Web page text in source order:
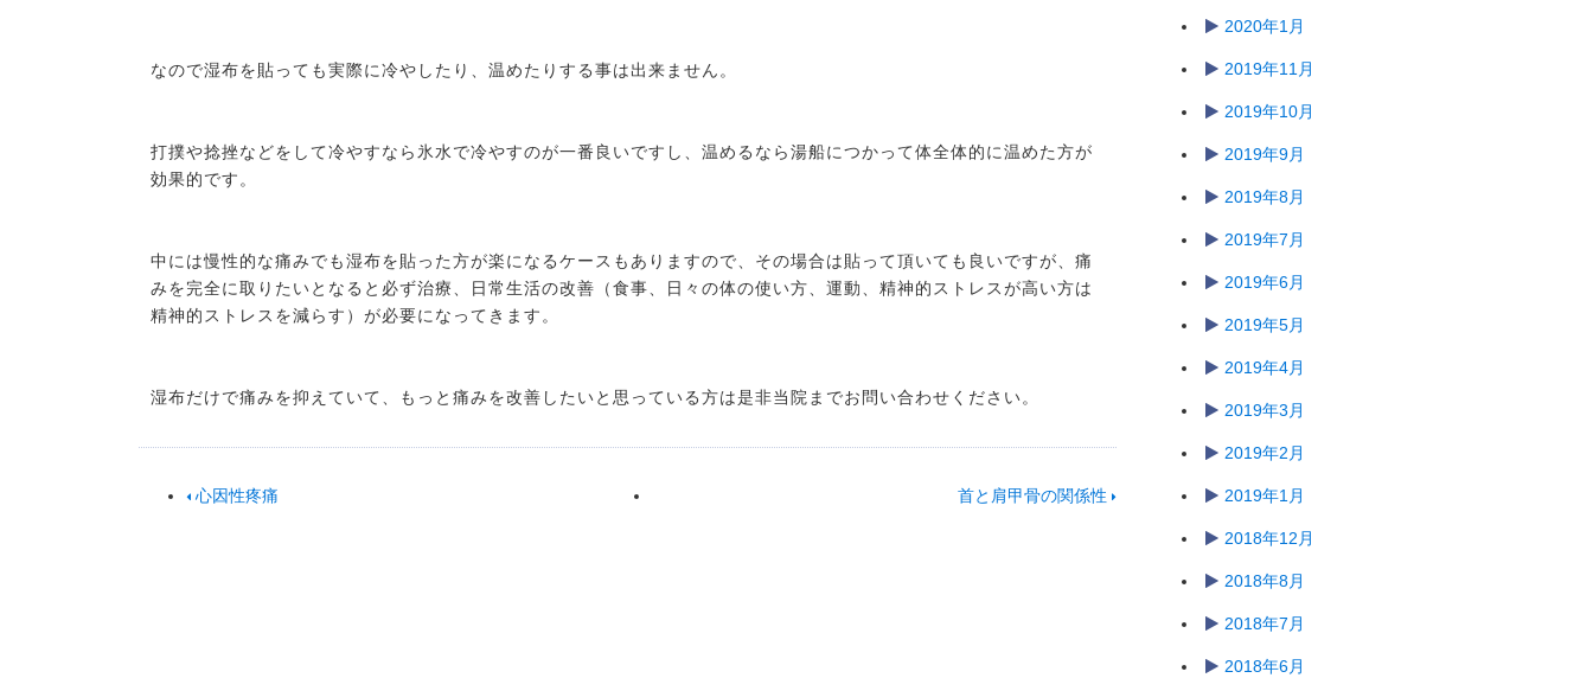
なので湿布を貼っても実際に冷やしたり、温めたりする事は出来ません。
打撲や捻挫などをして冷やすなら氷水で冷やすのが一番良いですし、温めるなら湯船につかって体全体的に温めた方が
効果的です。
中には慢性的な痛みでも湿布を貼った方が楽になるケースもありますので、その場合は貼って頂いても良いですが、痛
みを完全に取りたいとなると必ず治療、日常生活の改善（食事、日々の体の使い方、運動、精神的ストレスが高い方は
精神的ストレスを減らす）が必要になってきます。
湿布だけで痛みを抑えていて、もっと痛みを改善したいと思っている方は是非当院までお問い合わせください。
心因性疼痛 首と肩甲骨の関係性
2020年1月
2019年11月
2019年10月
2019年9月
2019年8月
2019年7月
2019年6月
2019年5月
2019年4月
2019年3月
2019年2月
2019年1月
2018年12月
2018年8月
2018年7月
2018年6月